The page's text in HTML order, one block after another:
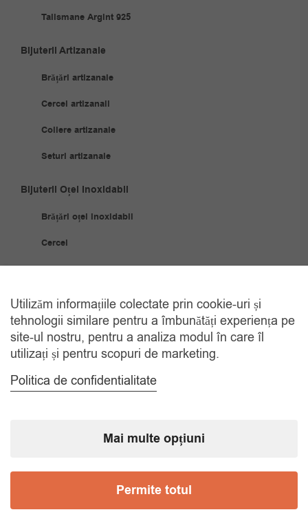
Talismane Argint 925
Bijuterii Artizanale
Brățări artizanale
Cercei artizanali
Coliere artizanale
Seturi artizanale
Bijuterii Oțel Inoxidabil
Brățări oțel inoxidabil
Cercei
Coliere
Bijuterii Placate Aur
Brățări placate cu aur
Cercei placați cu aur
Coliere placate cu aur
Ceasuri bărbați
Utilizăm informațiile colectate prin cookie-uri și
tehnologii similare pentru a îmbunătăți experiența pe
site-ul nostru, pentru a analiza modul în care îl
utilizați și pentru scopuri de marketing.
Politica de confidentialitate
Mai multe opțiuni
Permite totul